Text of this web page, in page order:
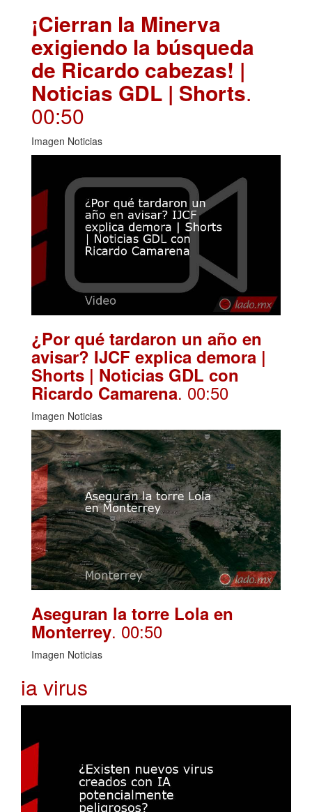
¡Cierran la Minerva
exigiendo la búsqueda
de Ricardo cabezas! |
Noticias GDL | Shorts.
00:50
Imagen Noticias
¿Por qué tardaron un año en
avisar? IJCF explica demora |
Shorts | Noticias GDL con
Ricardo Camarena. 00:50
Imagen Noticias
Aseguran la torre Lola en
Monterrey. 00:50
Imagen Noticias
ia virus